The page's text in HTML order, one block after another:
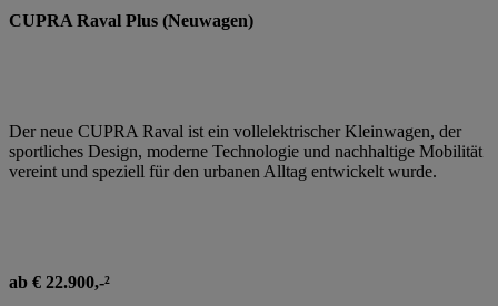
CUPRA Raval Plus (Neuwagen)
Der neue CUPRA Raval ist ein vollelektrischer Kleinwagen, der
sportliches Design, moderne Technologie und nachhaltige Mobilität
vereint und speziell für den urbanen Alltag entwickelt wurde.
ab € 22.900,-²